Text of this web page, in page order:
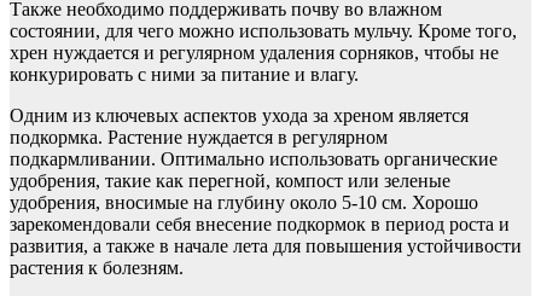
Также необходимо поддерживать почву во влажном
состоянии, для чего можно использовать мульчу. Кроме того,
хрен нуждается и регулярном удаления сорняков, чтобы не
конкурировать с ними за питание и влагу.
Одним из ключевых аспектов ухода за хреном является
подкормка. Растение нуждается в регулярном
подкармливании. Оптимально использовать органические
удобрения, такие как перегной, компост или зеленые
удобрения, вносимые на глубину около 5-10 см. Хорошо
зарекомендовали себя внесение подкормок в период роста и
развития, а также в начале лета для повышения устойчивости
растения к болезням.